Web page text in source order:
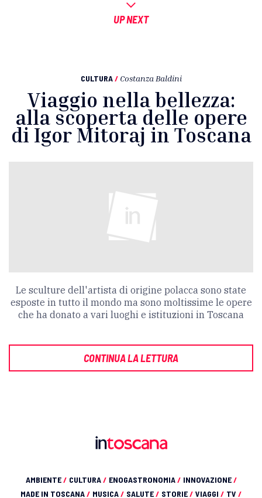
UP NEXT
CULTURA / Costanza Baldini
Viaggio nella bellezza:
alla scoperta delle opere
di Igor Mitoraj in Toscana
Le sculture dell'artista di origine polacca sono state
esposte in tutto il mondo ma sono moltissime le opere
che ha donato a vari luoghi e istituzioni in Toscana
CONTINUA LA LETTURA
AMBIENTE/ CULTURA/ ENOGASTRONOMIA/ INNOVAZIONE/
MADE IN TOSCANA/ MUSICA/ SALUTE/ STORIE/ VIAGGI / TV /